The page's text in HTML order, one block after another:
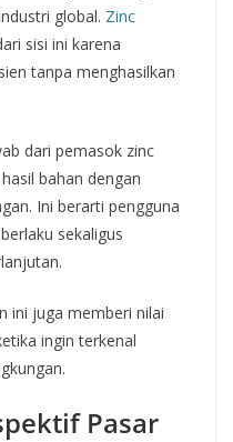
global. Zinc
sisi ini karena
tanpa menghasilkan
dari pemasok zinc
bahan dengan
Ini berarti pengguna
sekaligus
ini juga memberi nilai
ingin terkenal
Pasar